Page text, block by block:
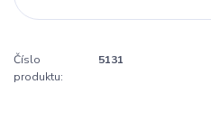
Číslo
produktu:
5131